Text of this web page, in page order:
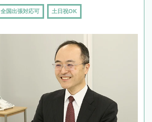
全国出張対応可 土日祝OK